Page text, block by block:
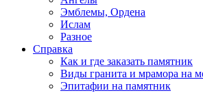
Эмблемы, Ордена
Ислам
Разное
Справка
Как и где заказать памятник
Виды гранита и мрамора на
Эпитафии на памятник